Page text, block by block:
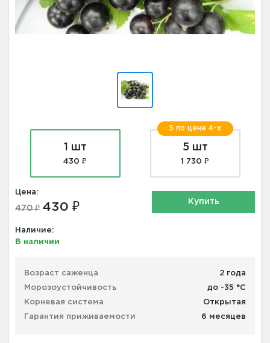
1 шт
430 ₽
5 по цене 4-х
5 шт
1 730 ₽
Цена:
470 ₽ 430 ₽
Наличие:
В наличии
Купить
Возраст саженца 2 года
Морозоустойчивость до -35 °С
Корневая система Открытая
Гарантия приживаемости 6 месяцев